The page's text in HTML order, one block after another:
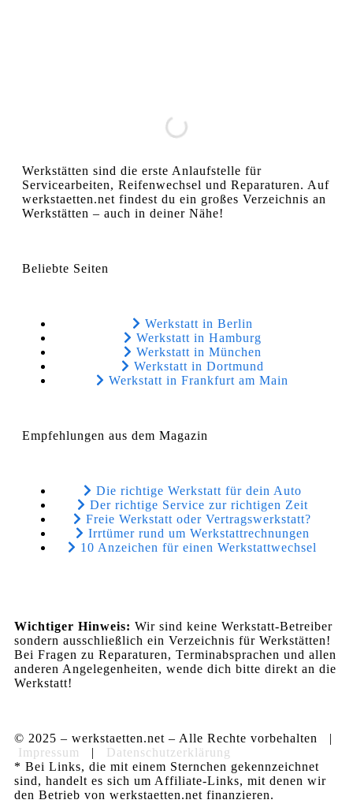
Werkstätten sind die erste Anlaufstelle für
Servicearbeiten, Reifenwechsel und Reparaturen. Auf
werkstaetten.net findest du ein großes Verzeichnis an
Werkstätten – auch in deiner Nähe!
Beliebte Seiten
Werkstatt in Berlin
Werkstatt in Hamburg
Werkstatt in München
Werkstatt in Dortmund
Werkstatt in Frankfurt am Main
Empfehlungen aus dem Magazin
Die richtige Werkstatt für dein Auto
Der richtige Service zur richtigen Zeit
Freie Werkstatt oder Vertragswerkstatt?
Irrtümer rund um Werkstattrechnungen
10 Anzeichen für einen Werkstattwechsel
Wichtiger Hinweis: Wir sind keine Werkstatt-Betreiber
sondern ausschließlich ein Verzeichnis für Werkstätten!
Bei Fragen zu Reparaturen, Terminabsprachen und allen
anderen Angelegenheiten, wende dich bitte direkt an die
Werkstatt!
© 2025 – werkstaetten.net – Alle Rechte vorbehalten |
Impressum
| Datenschutzerklärung
* Bei Links, die mit einem Sternchen gekennzeichnet
sind, handelt es sich um Affiliate-Links, mit denen wir
den Betrieb von werkstaetten.net finanzieren.